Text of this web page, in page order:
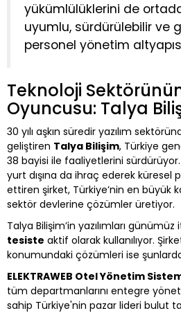
yükümlülüklerini de
uyumlu, sürdürülebilir ve
personel yönetim
Teknoloji
Oyuncusu: Talya
30 yılı aşkın süredir yazılım
geliştiren Talya Bilişim, Türkiye
38 bayisi ile faaliyetlerini sürdürüyor.
yurt dışına da ihraç ederek küresel
ettiren şirket, Türkiye’nin en büyük
sektör devlerine çözümler üretiyor.
Talya Bilişim’in yazılımları günümüz
tesiste aktif olarak kullanılıyor.
konumundaki çözümleri ise
ELEKTRAWEB Otel Yönetim
tüm departmanlarını entegre
sahip Türkiye'nin pazar lideri bulut